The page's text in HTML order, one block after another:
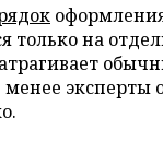
только на
менее эксперты